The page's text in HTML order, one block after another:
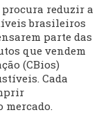
procura reduzir a
brasileiros
parte das
que vendem
(CBios)
Cada